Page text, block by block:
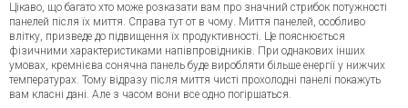
Цікаво, що багато хто може розказати вам про значний стрибок потужності
панелей після їх миття. Справа тут от в чому. Миття панелей, особливо
влітку, призведе до підвищення їх продуктивності. Це пояснюється
фізичними характеристиками напівпровідників. При однакових інших
умовах, кремнієва сонячна панель буде виробляти більше енергії у нижчих
температурах. Тому відразу після миття чисті прохолодні панелі покажуть
вам класні дані. Але з часом вони все одно погіршаться.